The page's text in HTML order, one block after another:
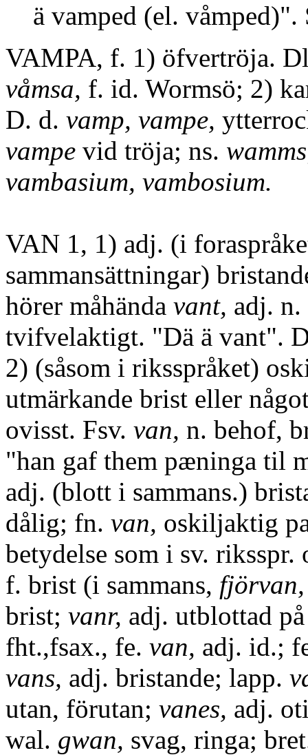
ä vamped (el.
VAMPA, f. 1) öfvertröja.
våmsa, f. id. Wormsö; 2)
D. d. vamp, vampe,
vampe vid tröja; ns.
vambasium, vambosium.
VAN 1, 1) adj. (i
sammansättningar)
hörer måhända vant, adj. n.
tvifvelaktigt. "Dä ä vant".
2) (såsom i riksspråket)
utmärkande brist eller
ovisst. Fsv. van, n. behof,
"han gaf them pæninga til
adj. (blott i sammans.)
dålig; fn. van, oskiljaktig
betydelse som i sv.
f. brist (i sammans,
brist; vanr, adj. utblottad
fht.,fsax., fe. van, adj. id.;
vans, adj. bristande; lapp.
utan, förutan; vanes, adj.
wal. gwan, svag, ringa;